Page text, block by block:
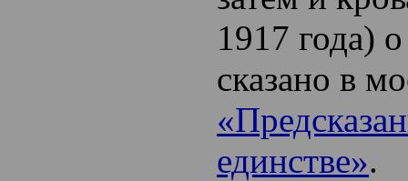
1917 года)
сказано в
единстве».